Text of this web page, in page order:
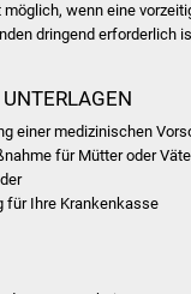
Kinder- und
Stadtwerke
möglich, wenn eine
dringend erforderlich
einer medizinischen
für Mütter oder
für Ihre Krankenkasse